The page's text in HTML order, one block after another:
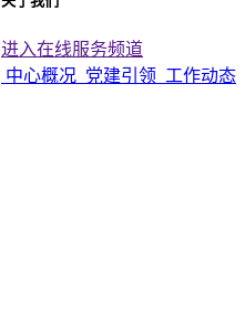
进入在线服务频道
中心概况 党建引领 工作动态